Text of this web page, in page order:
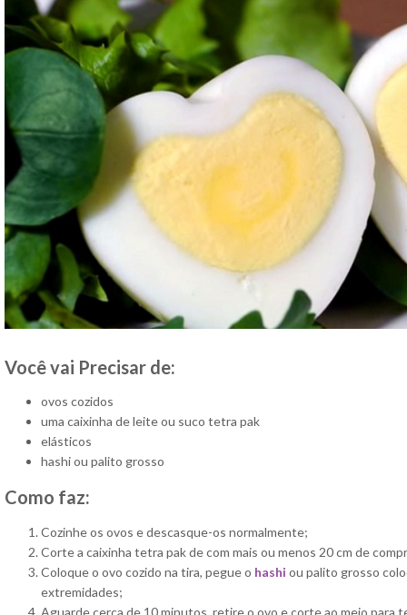
Você vai Precisar de:
ovos cozidos
uma caixinha de leite ou suco tetra pak
elásticos
hashi ou palito grosso
Como faz:
Cozinhe os ovos e descasque-os normalmente;
Corte a caixinha tetra pak de com mais ou menos 20 cm de
Coloque o ovo cozido na tira, pegue o hashi ou palito grosso
extremidades;
Aguarde cerca de 10 minutos, retire o ovo e corte ao meio para